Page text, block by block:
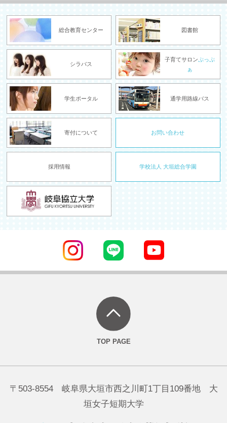
総合教育センター 図書館
シラバス
子育てサロンぷっぷ
ぁ
学生ポータル 通学用路線バス
寄付について お問い合わせ
採用情報 学校法人 大垣総合学園
〒503-8554 岐阜県大垣市西之川町1丁目109番地 大
垣女子短期大学